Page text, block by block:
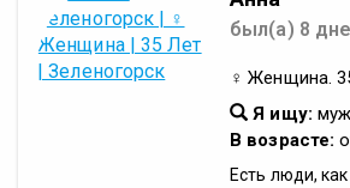
был(а) 8
♀ Женщина.
Я ищу:
В возрасте:
Есть люди,